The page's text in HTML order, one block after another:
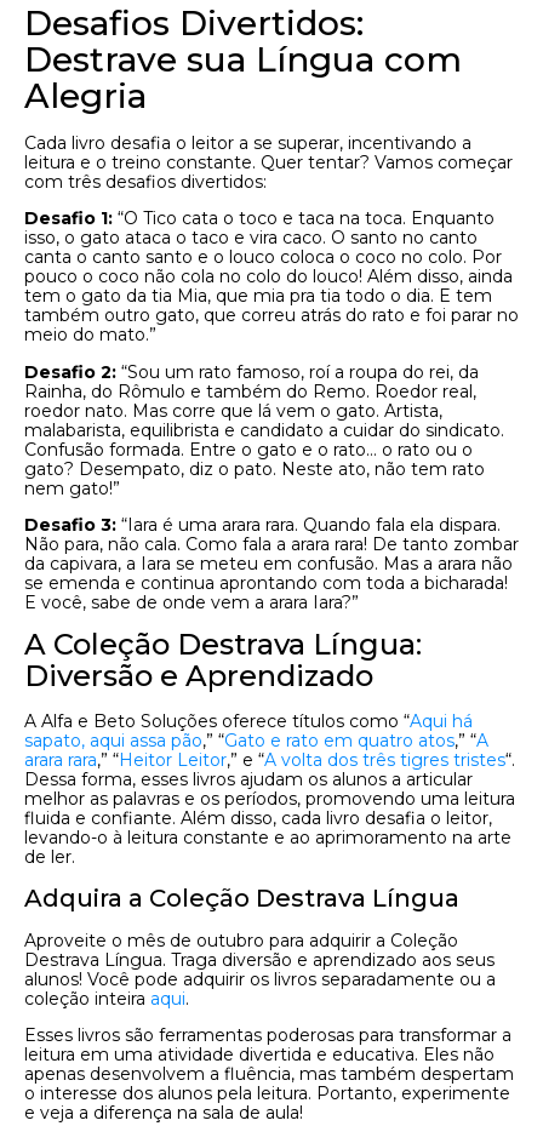
Desafios Divertidos:
Destrave sua Língua com
Alegria
Cada livro desafia o leitor a se superar, incentivando a
leitura e o treino constante. Quer tentar? Vamos começar
com três desafios divertidos:
Desafio 1: “O Tico cata o toco e taca na toca. Enquanto
isso, o gato ataca o taco e vira caco. O santo no canto
canta o canto santo e o louco coloca o coco no colo. Por
pouco o coco não cola no colo do louco! Além disso, ainda
tem o gato da tia Mia, que mia pra tia todo o dia. E tem
também outro gato, que correu atrás do rato e foi parar no
meio do mato.”
Desafio 2: “Sou um rato famoso, roí a roupa do rei, da
Rainha, do Rômulo e também do Remo. Roedor real,
roedor nato. Mas corre que lá vem o gato. Artista,
malabarista, equilibrista e candidato a cuidar do sindicato.
Confusão formada. Entre o gato e o rato… o rato ou o
gato? Desempato, diz o pato. Neste ato, não tem rato
nem gato!”
Desafio 3: “Iara é uma arara rara. Quando fala ela dispara.
Não para, não cala. Como fala a arara rara! De tanto zombar
da capivara, a Iara se meteu em confusão. Mas a arara não
se emenda e continua aprontando com toda a bicharada!
E você, sabe de onde vem a arara Iara?”
A Coleção Destrava Língua:
Diversão e Aprendizado
A Alfa e Beto Soluções oferece títulos como “Aqui há
sapato, aqui assa pão,” “Gato e rato em quatro atos,” “A
arara rara,” “Heitor Leitor,” e “A volta dos três tigres tristes“.
Dessa forma, esses livros ajudam os alunos a articular
melhor as palavras e os períodos, promovendo uma leitura
fluida e confiante. Além disso, cada livro desafia o leitor,
levando-o à leitura constante e ao aprimoramento na arte
de ler.
Adquira a Coleção Destrava Língua
Aproveite o mês de outubro para adquirir a Coleção
Destrava Língua. Traga diversão e aprendizado aos seus
alunos! Você pode adquirir os livros separadamente ou a
coleção inteira aqui.
Esses livros são ferramentas poderosas para transformar a
leitura em uma atividade divertida e educativa. Eles não
apenas desenvolvem a fluência, mas também despertam
o interesse dos alunos pela leitura. Portanto, experimente
e veja a diferença na sala de aula!